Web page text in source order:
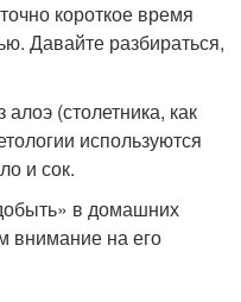
короткое время
Давайте разбираться,
(столетника, как
используются
и сок.
в домашних
внимание на его